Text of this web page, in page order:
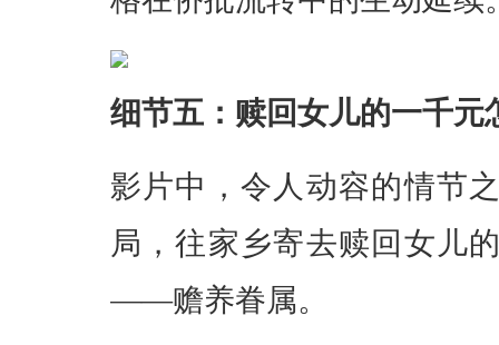
细节五：赎回女儿的一千元
影片中，令人动容的情节
局，往家乡寄去赎回女儿
——赡养眷属。